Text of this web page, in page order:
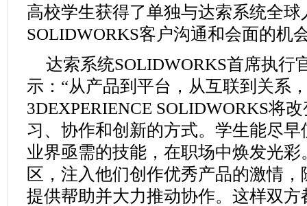
高校学生获得了单独与达索系统全
SOLIDWORKS客户沟通和会面的机
达索系统SOLIDWORKS首席执行
示：“从产品到平台，从互联到关系
3DEXPERIENCE SOLIDWORKS将
习、协作和创新的方式。学生能尽
业界亟需的技能，在职场中焕发光
区，注入他们创作优秀产品的激情
提供帮助并大力推动协作。这样双